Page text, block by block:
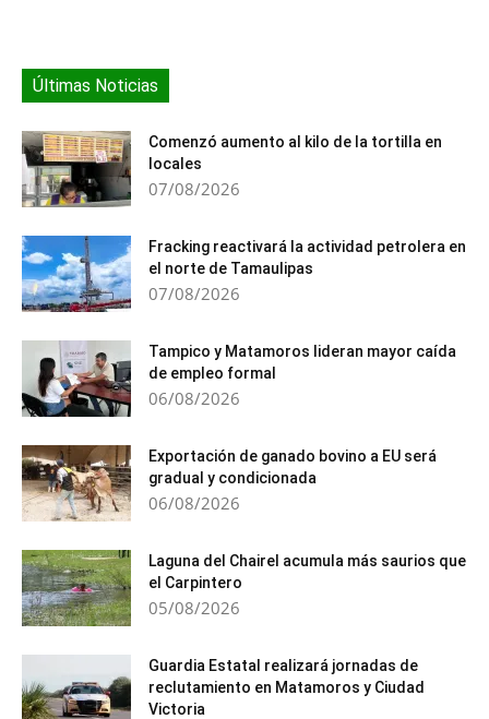
Últimas Noticias
Comenzó aumento al kilo de la tortilla en
locales
07/08/2026
Fracking reactivará la actividad petrolera en
el norte de Tamaulipas
07/08/2026
Tampico y Matamoros lideran mayor caída
de empleo formal
06/08/2026
Exportación de ganado bovino a EU será
gradual y condicionada
06/08/2026
Laguna del Chairel acumula más saurios que
el Carpintero
05/08/2026
Guardia Estatal realizará jornadas de
reclutamiento en Matamoros y Ciudad
Victoria